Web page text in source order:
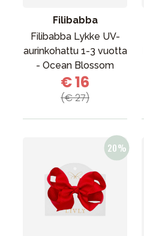
Filibabba
Filibabba Lykke UV-
aurinkohattu 1-3 vuotta
- Ocean Blossom
€ 16
(€ 27)